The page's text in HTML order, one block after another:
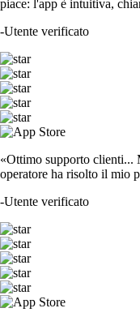
piace: l'app è intuitiva,
-Utente verificato
«Ottimo supporto clienti...
operatore ha risolto il mio
-Utente verificato